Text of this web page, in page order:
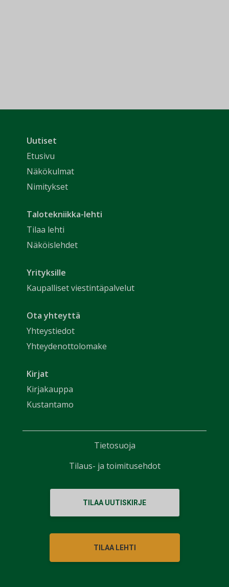
Uutiset
Etusivu
Näkökulmat
Nimitykset
Talotekniikka-lehti
Tilaa lehti
Näköislehdet
Yrityksille
Kaupalliset viestintäpalvelut
Ota yhteyttä
Yhteystiedot
Yhteydenottolomake
Kirjat
Kirjakauppa
Kustantamo
TILAA UUTISKIRJE
TILAA LEHTI
Tietosuoja
Tilaus- ja toimitusehdot